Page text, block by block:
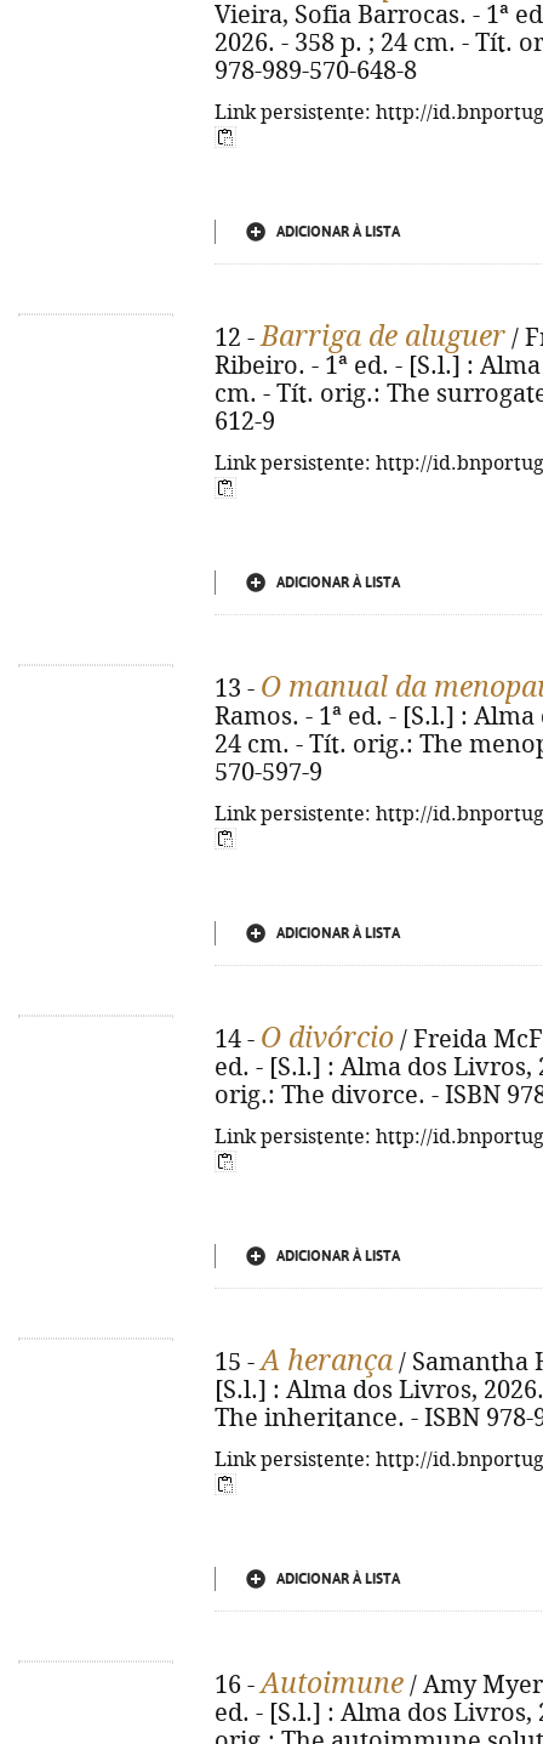
Vieira, Sofia Barrocas. - 1ª
2026. - 358 p. ; 24 cm. - Tít.
978-989-570-648-8
Link persistente: http://
ADICIONAR À LISTA
12 -Barriga de aluguer /
Ribeiro. - 1ª ed. - [S.l.] :
cm. - Tít. orig.: The
612-9
Link persistente: http://
ADICIONAR À LISTA
13 - O manual da
Ramos. - 1ª ed. - [S.l.] :
24 cm. - Tít. orig.: The
570-597-9
Link persistente: http://
ADICIONAR À LISTA
14 - O divórcio / Freida
ed. - [S.l.] : Alma dos Livros,
orig.: The divorce. - ISBN
Link persistente: http://
ADICIONAR À LISTA
15 -A herança / Samantha
[S.l.] : Alma dos Livros,
The inheritance. - ISBN 978-
Link persistente: http://
ADICIONAR À LISTA
16 -Autoimune / Amy
ed. - [S.l.] : Alma dos Livros,